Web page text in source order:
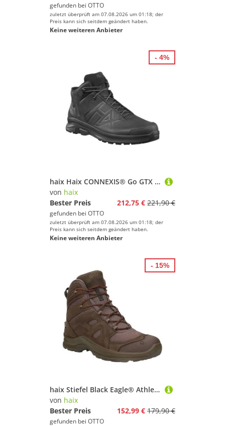
gefunden bei OTTO
zuletzt überprüft am 07.08.2026 um 01:18; der
Preis kann sich seitdem geändert haben.
Keine weiteren Anbieter
haix Haix CONNEXIS® Go GTX LTR mid Wanderschuh
von haix
Bester Preis
212,75 € 221,90 €
gefunden bei OTTO
zuletzt überprüft am 07.08.2026 um 01:18; der
Preis kann sich seitdem geändert haben.
Keine weiteren Anbieter
- 4%
haix Stiefel Black Eagle® Athletic 2.0 N GTX Trekkingschuh
von haix
Bester Preis
152,99 € 179,90 €
gefunden bei OTTO
- 15%